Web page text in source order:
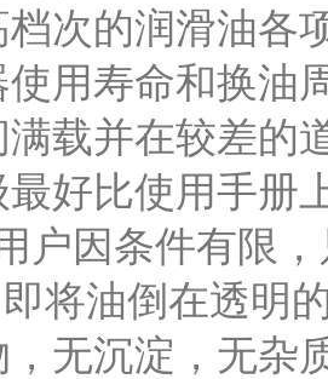
档次的润滑油各
使用寿命和换油
载并在较差的
最好比使用手
户因条件有限
将油倒在透明
，无沉淀，无杂